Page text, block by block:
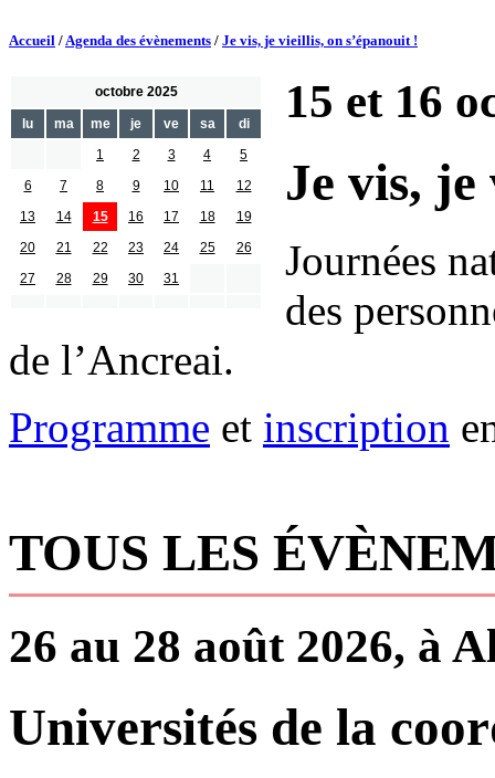
Accueil /Agenda des évènements / Je vis, je vieillis, on s’épanouit !
octobre 2025
lu ma me je ve sa
di
1
2 3 4
5
6
7 8 9 10 11
12
13
14 15 16 17 18
19
20
21 22 23 24 25
26
27
28 29 30 31
15 et 16
Je vis, je
Journées
des
de l’Ancreai.
Programme et inscription
TOUS LES
26 au 28 août 2026, à
Universités de la